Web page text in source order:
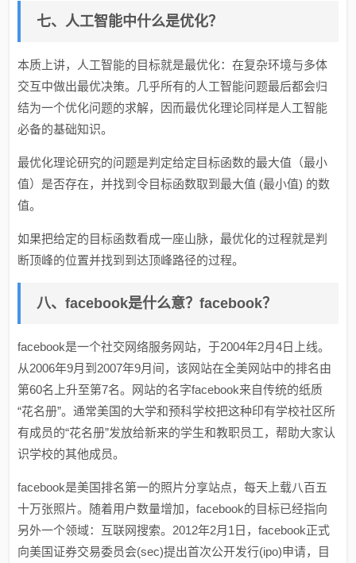
七、人工智能中什么是优化？
本质上讲，人工智能的目标就是最优化：在复杂环境与多体
交互中做出最优决策。几乎所有的人工智能问题最后都会归
结为一个优化问题的求解，因而最优化理论同样是人工智能
必备的基础知识。
最优化理论研究的问题是判定给定目标函数的最大值（最小
值）是否存在，并找到令目标函数取到最大值 (最小值) 的数
值。
如果把给定的目标函数看成一座山脉，最优化的过程就是判
断顶峰的位置并找到到达顶峰路径的过程。
八、facebook是什么意？facebook？
facebook是一个社交网络服务网站，于2004年2月4日上线。
从2006年9月到2007年9月间，该网站在全美网站中的排名由
第60名上升至第7名。网站的名字facebook来自传统的纸质
“花名册”。通常美国的大学和预科学校把这种印有学校社区所
有成员的“花名册”发放给新来的学生和教职员工，帮助大家认
识学校的其他成员。
facebook是美国排名第一的照片分享站点，每天上载八百五
十万张照片。随着用户数量增加，facebook的目标已经指向
另外一个领域：互联网搜索。2012年2月1日，facebook正式
向美国证券交易委员会(sec)提出首次公开发行(ipo)申请，目